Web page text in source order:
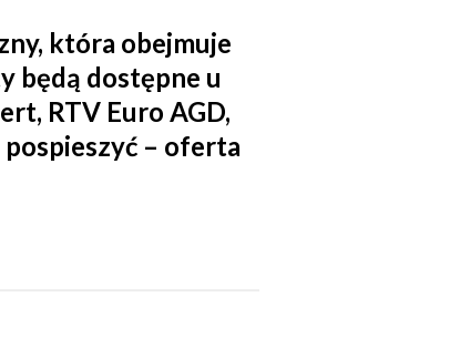
która obejmuje
będą dostępne u
RTV Euro AGD,
– oferta